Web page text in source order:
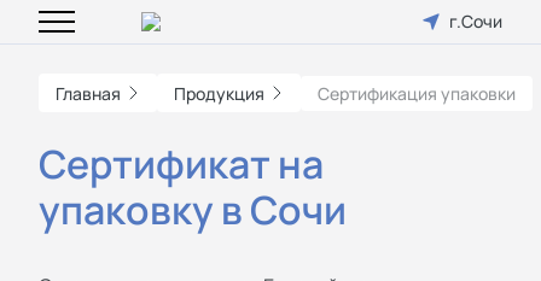
г.Сочи
Главная Продукция Сертификация упаковки
Сертификат на
упаковку в Сочи